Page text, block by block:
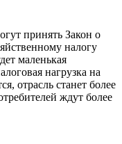
принять Закон о
налогу
маленькая
нагрузка на
отрасль станет более
ждут более